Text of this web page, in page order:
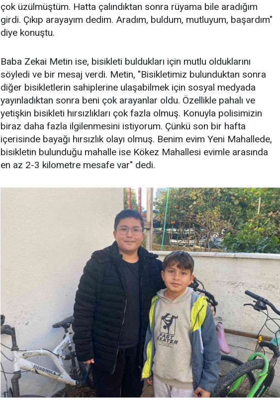
çok üzülmüştüm. Hatta çalındıktan sonra rüyama bile aradığım
girdi. Çıkıp arayayım dedim. Aradım, buldum, mutluyum, başardım"
diye konuştu.
Baba Zekai Metin ise, bisikleti buldukları için mutlu olduklarını
söyledi ve bir mesaj verdi. Metin, "Bisikletimiz bulunduktan sonra
diğer bisikletlerin sahiplerine ulaşabilmek için sosyal medyada
yayınladıktan sonra beni çok arayanlar oldu. Özellikle pahalı ve
yetişkin bisikleti hırsızlıkları çok fazla olmuş. Konuyla polisimizin
biraz daha fazla ilgilenmesini istiyorum. Çünkü son bir hafta
içerisinde bayağı hırsızlık olayı olmuş. Benim evim Yeni Mahallede,
bisikletin bulunduğu mahalle ise Kökez Mahallesi evimle arasında
en az 2-3 kilometre mesafe var" dedi.